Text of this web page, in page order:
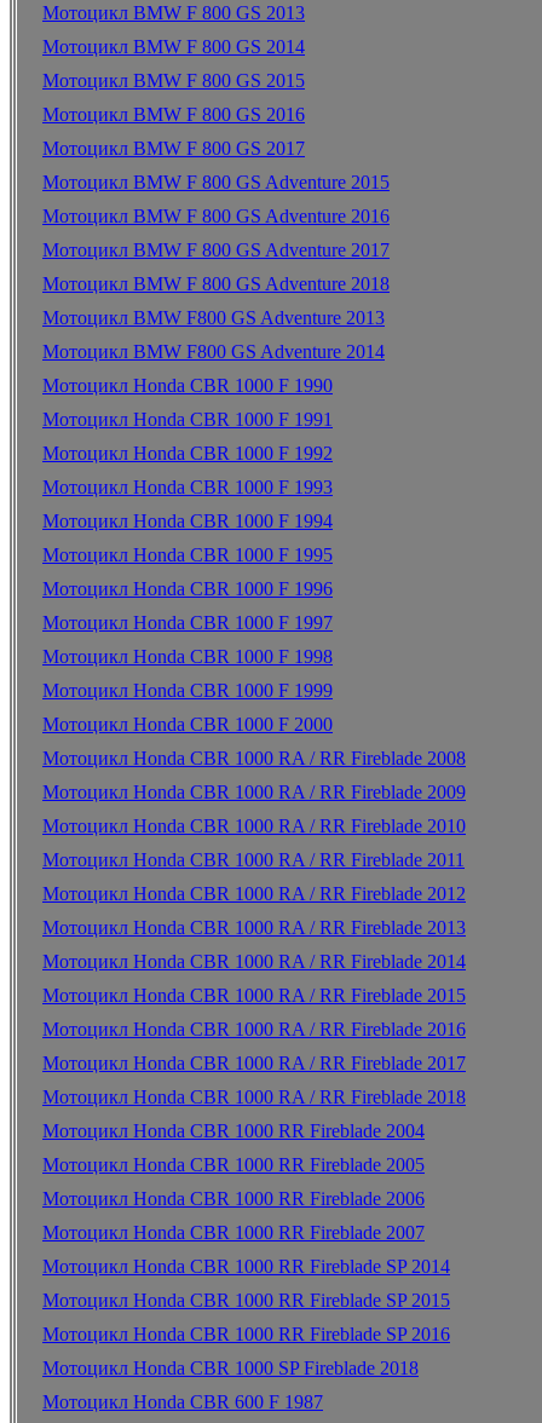
Мотоцикл BMW F 800 GS 2013
Мотоцикл BMW F 800 GS 2014
Мотоцикл BMW F 800 GS 2015
Мотоцикл BMW F 800 GS 2016
Мотоцикл BMW F 800 GS 2017
Мотоцикл BMW F 800 GS Adventure 2015
Мотоцикл BMW F 800 GS Adventure 2016
Мотоцикл BMW F 800 GS Adventure 2017
Мотоцикл BMW F 800 GS Adventure 2018
Мотоцикл BMW F800 GS Adventure 2013
Мотоцикл BMW F800 GS Adventure 2014
Мотоцикл Honda CBR 1000 F 1990
Мотоцикл Honda CBR 1000 F 1991
Мотоцикл Honda CBR 1000 F 1992
Мотоцикл Honda CBR 1000 F 1993
Мотоцикл Honda CBR 1000 F 1994
Мотоцикл Honda CBR 1000 F 1995
Мотоцикл Honda CBR 1000 F 1996
Мотоцикл Honda CBR 1000 F 1997
Мотоцикл Honda CBR 1000 F 1998
Мотоцикл Honda CBR 1000 F 1999
Мотоцикл Honda CBR 1000 F 2000
Мотоцикл Honda CBR 1000 RA / RR Fireblade 2008
Мотоцикл Honda CBR 1000 RA / RR Fireblade 2009
Мотоцикл Honda CBR 1000 RA / RR Fireblade 2010
Мотоцикл Honda CBR 1000 RA / RR Fireblade 2011
Мотоцикл Honda CBR 1000 RA / RR Fireblade 2012
Мотоцикл Honda CBR 1000 RA / RR Fireblade 2013
Мотоцикл Honda CBR 1000 RA / RR Fireblade 2014
Мотоцикл Honda CBR 1000 RA / RR Fireblade 2015
Мотоцикл Honda CBR 1000 RA / RR Fireblade 2016
Мотоцикл Honda CBR 1000 RA / RR Fireblade 2017
Мотоцикл Honda CBR 1000 RA / RR Fireblade 2018
Мотоцикл Honda CBR 1000 RR Fireblade 2004
Мотоцикл Honda CBR 1000 RR Fireblade 2005
Мотоцикл Honda CBR 1000 RR Fireblade 2006
Мотоцикл Honda CBR 1000 RR Fireblade 2007
Мотоцикл Honda CBR 1000 RR Fireblade SP 2014
Мотоцикл Honda CBR 1000 RR Fireblade SP 2015
Мотоцикл Honda CBR 1000 RR Fireblade SP 2016
Мотоцикл Honda CBR 1000 SP Fireblade 2018
Мотоцикл Honda CBR 600 F 1987